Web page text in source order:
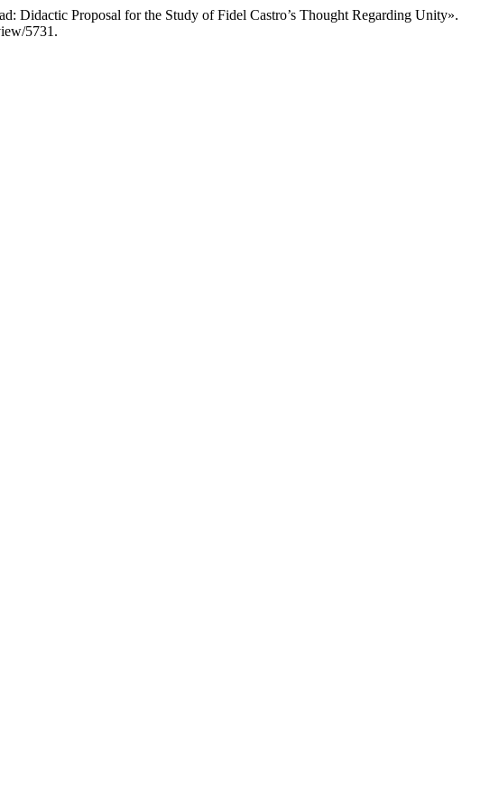
Didactic Proposal for the Study of Fidel Castro’s Thought Regarding Unity».
5731.